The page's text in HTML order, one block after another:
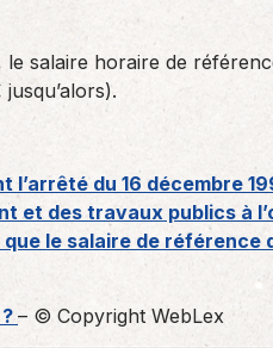
salaire horaire de
l’arrêté du 16 décembre
et des travaux publics à
le salaire de référence
– © Copyright WebLex